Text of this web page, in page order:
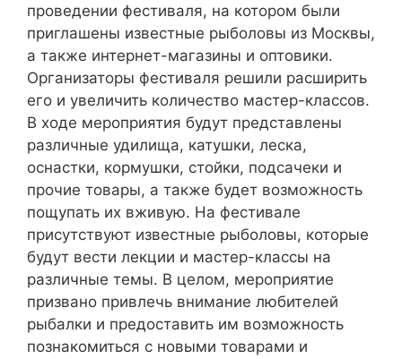
проведении фестиваля, на котором были
приглашены известные рыболовы из Москвы,
а также интернет-магазины и оптовики.
Организаторы фестиваля решили расширить
его и увеличить количество мастер-классов.
В ходе мероприятия будут представлены
различные удилища, катушки, леска,
оснастки, кормушки, стойки, подсачеки и
прочие товары, а также будет возможность
пощупать их вживую. На фестивале
присутствуют известные рыболовы, которые
будут вести лекции и мастер-классы на
различные темы. В целом, мероприятие
призвано привлечь внимание любителей
рыбалки и предоставить им возможность
познакомиться с новыми товарами и